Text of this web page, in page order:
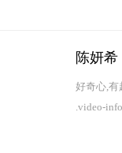
陈妍
好奇心,有
.video-